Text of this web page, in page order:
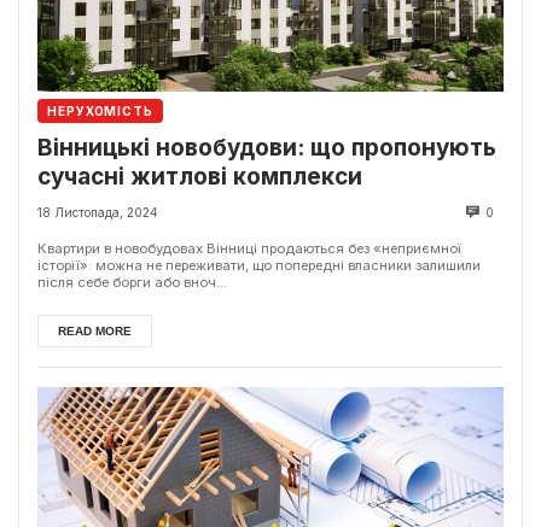
НЕРУХОМІСТЬ
Вінницькі новобудови: що пропонують
сучасні житлові комплекси
18 Листопада, 2024 0
Квартири в новобудовах Вінниці продаються без «неприємної
історії»: можна не переживати, що попередні власники залишили
після себе борги або вноч...
READ MORE